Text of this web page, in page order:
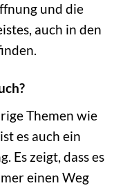
und die
auch in den
Themen wie
es auch ein
Es zeigt, dass es
einen Weg